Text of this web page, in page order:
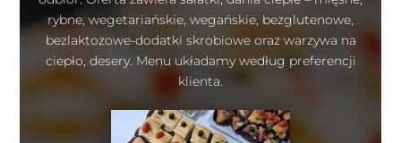
rybne, wegetariańskie, wegańskie, bezglutenowe,
bezlaktozowe-dodatki skrobiowe oraz warzywa na
ciepło, desery. Menu układamy według preferencji
klienta.